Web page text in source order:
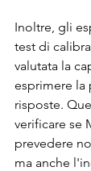
Inoltre, gli
test di
valutata la
esprimere la
risposte.
verificare se
prevedere
ma anche